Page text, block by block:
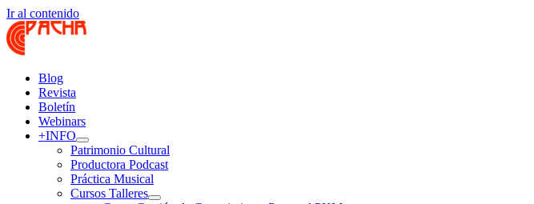
Ir al contenido
Blog
Revista
Boletín
Webinars
+INFO
Patrimonio Cultural
Productora Podcast
Práctica Musical
Cursos Talleres